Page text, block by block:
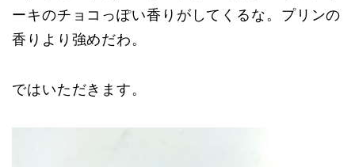
ーキのチョコっぽい香りがしてくるな。プリンの
香りより強めだわ。
ではいただきます。